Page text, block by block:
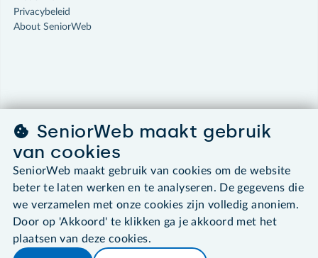
Privacybeleid
About SeniorWeb
SeniorWeb maakt gebruik
van cookies
SeniorWeb maakt gebruik van cookies om de website
beter te laten werken en te analyseren. De gegevens die
we verzamelen met onze cookies zijn volledig anoniem.
Door op 'Akkoord' te klikken ga je akkoord met het
plaatsen van deze cookies.